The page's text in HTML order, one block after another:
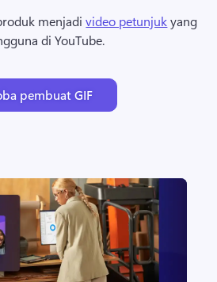
menjadi video petunjuk yang
di YouTube.
pembuat GIF